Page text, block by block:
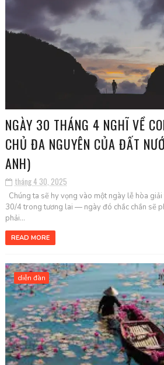
NGÀY 30 THÁNG 4 NGHĨ VỀ
CHỦ ĐA NGUYÊN CỦA ĐẤT
ANH)
tháng 4 30, 2025
Chúng ta sẽ hy vọng vào một ngày lễ hòa
30/4 trong tương lai — ngày đó chắc chắn sẽ
phải...
READ MORE
diễn đàn